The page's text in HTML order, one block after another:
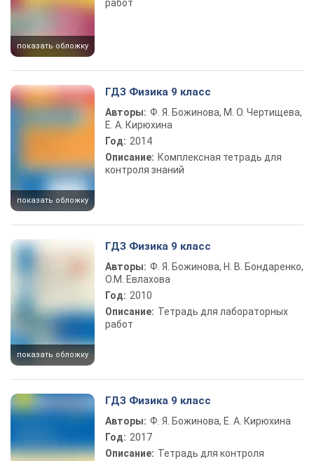
показать обложку
работ
показать обложку
ГДЗ Физика 9 класс
Авторы: Ф. Я. Божинова, М. О. Чертищева,
Е. А. Кирюхина
Год: 2014
Описание: Комплексная тетрадь для
контроля знаний
показать обложку
ГДЗ Физика 9 класс
Авторы: Ф. Я. Божинова, Н. В. Бондаренко,
О.М. Евлахова
Год: 2010
Описание: Тетрадь для лабораторных
работ
ГДЗ Физика 9 класс
Авторы: Ф. Я. Божинова, Е. А. Кирюхина
Год: 2017
Описание: Тетрадь для контроля